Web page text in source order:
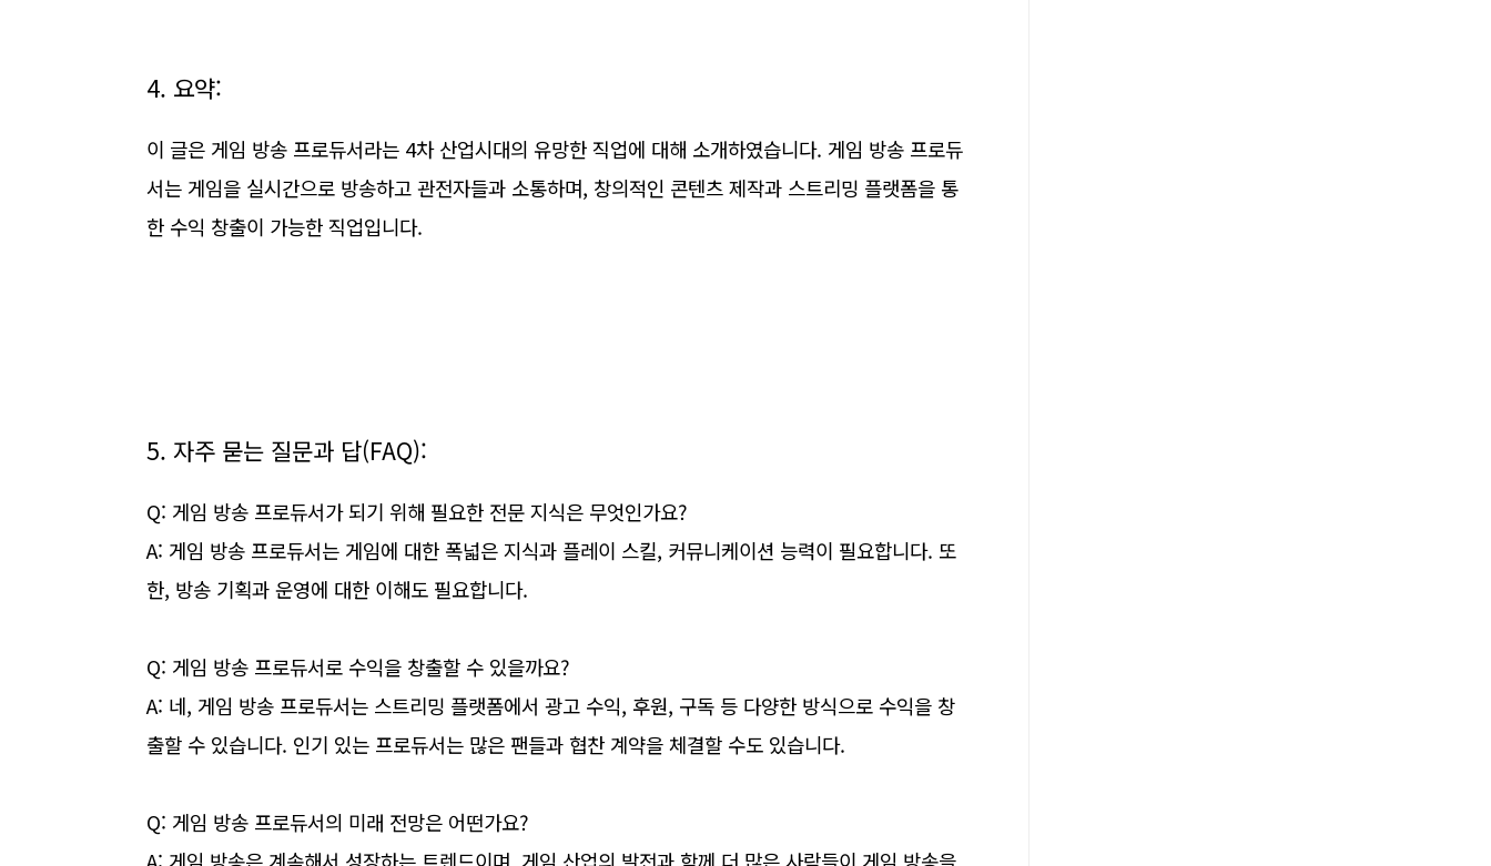
4. 요약:
이 글은 게임 방송 프로듀서라는 4차 산업시대의 유망한 직업에 대해 소개하였습니다. 게임 방송 프로듀
서는 게임을 실시간으로 방송하고 관전자들과 소통하며, 창의적인 콘텐츠 제작과 스트리밍 플랫폼을 통
한 수익 창출이 가능한 직업입니다.
5. 자주 묻는 질문과 답(FAQ):
Q: 게임 방송 프로듀서가 되기 위해 필요한 전문 지식은 무엇인가요?
A: 게임 방송 프로듀서는 게임에 대한 폭넓은 지식과 플레이 스킬, 커뮤니케이션 능력이 필요합니다. 또
한, 방송 기획과 운영에 대한 이해도 필요합니다.
Q: 게임 방송 프로듀서로 수익을 창출할 수 있을까요?
A: 네, 게임 방송 프로듀서는 스트리밍 플랫폼에서 광고 수익, 후원, 구독 등 다양한 방식으로 수익을 창
출할 수 있습니다. 인기 있는 프로듀서는 많은 팬들과 협찬 계약을 체결할 수도 있습니다.
Q: 게임 방송 프로듀서의 미래 전망은 어떤가요?